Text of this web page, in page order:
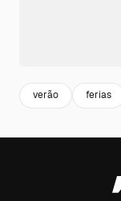
verão ferias